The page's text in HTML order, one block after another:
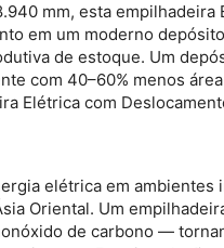
mm, esta empilhadeira
em um moderno
de estoque. Um
com 40–60% menos
Elétrica com
elétrica em ambientes
Oriental. Um
de carbono —